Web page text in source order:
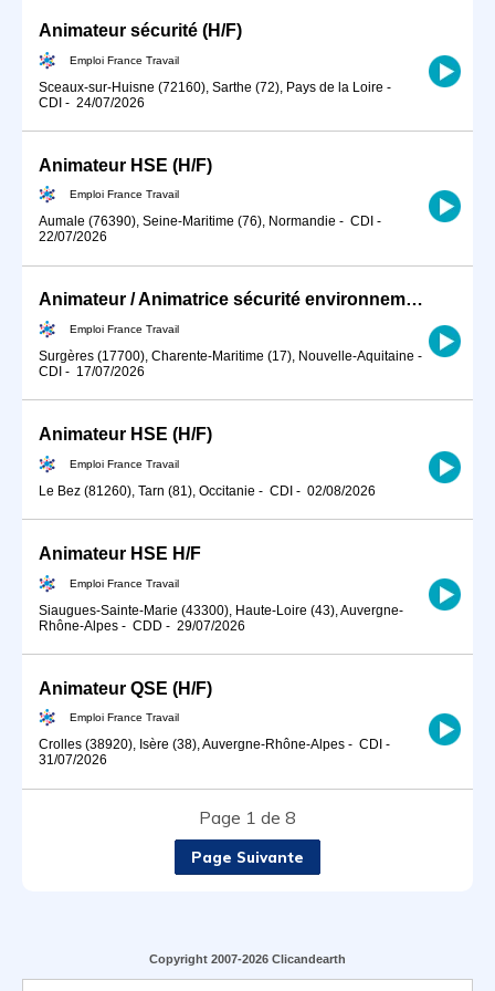
Animateur sécurité (H/F)
Emploi France Travail
Sceaux-sur-Huisne (72160), Sarthe (72), Pays de la Loire -
CDI - 24/07/2026
Animateur HSE (H/F)
Emploi France Travail
Aumale (76390), Seine-Maritime (76), Normandie - CDI -
22/07/2026
Animateur / Animatrice sécurité environnement
Emploi France Travail
Surgères (17700), Charente-Maritime (17), Nouvelle-Aquitaine -
CDI - 17/07/2026
Animateur HSE (H/F)
Emploi France Travail
Le Bez (81260), Tarn (81), Occitanie - CDI - 02/08/2026
Animateur HSE H/F
Emploi France Travail
Siaugues-Sainte-Marie (43300), Haute-Loire (43), Auvergne-
Rhône-Alpes - CDD - 29/07/2026
Animateur QSE (H/F)
Emploi France Travail
Crolles (38920), Isère (38), Auvergne-Rhône-Alpes - CDI -
31/07/2026
Page 1 de 8
Page Suivante
Copyright 2007-2026 Clicandearth